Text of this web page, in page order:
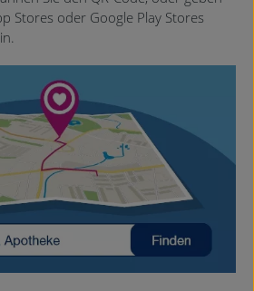
Stores oder Google Play Stores